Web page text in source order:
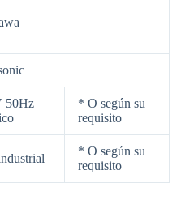
50Hz
* O según su
requisito
* O según su
requisito